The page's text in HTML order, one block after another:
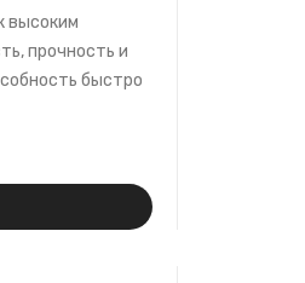
высоким
прочность и
быстро